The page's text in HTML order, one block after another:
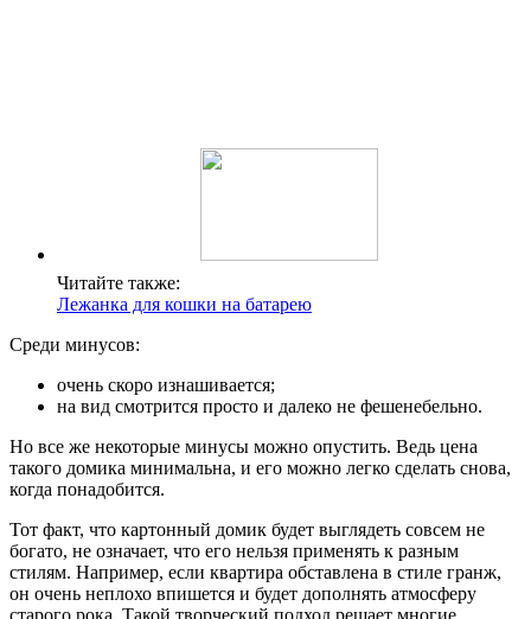
Читайте также:
Лежанка для кошки на батарею
Среди минусов:
очень скоро изнашивается;
на вид смотрится просто и далеко не фешенебельно.
Но все же некоторые минусы можно опустить. Ведь цена
такого домика минимальна, и его можно легко сделать снова,
когда понадобится.
Тот факт, что картонный домик будет выглядеть совсем не
богато, не означает, что его нельзя применять к разным
стилям. Например, если квартира обставлена в стиле гранж,
он очень неплохо впишется и будет дополнять атмосферу
старого рока. Такой творческий подход решает многие